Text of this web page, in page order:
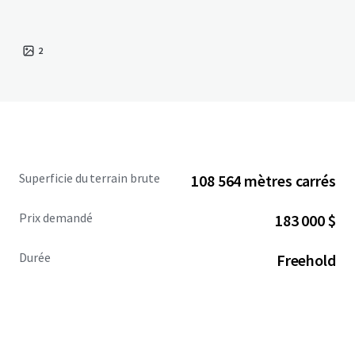
2
Superficie du terrain brute 108 564 mètres carrés
Prix demandé 183 000 $
Durée Freehold